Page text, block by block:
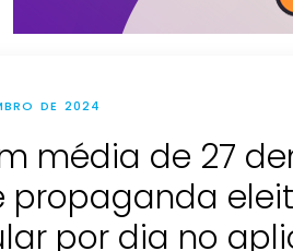
DE 2024
média de 27
propaganda
por dia no